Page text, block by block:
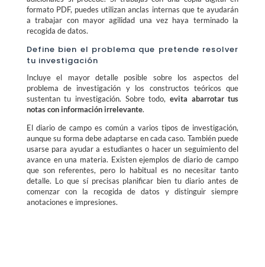
formato PDF, puedes utilizan anclas internas que te ayudarán
a trabajar con mayor agilidad una vez haya terminado la
recogida de datos.
Define bien el problema que pretende resolver
tu investigación
Incluye el mayor detalle posible sobre los aspectos del
problema de investigación y los constructos teóricos que
sustentan tu investigación. Sobre todo, evita abarrotar tus
notas con información irrelevante.
El diario de campo es común a varios tipos de investigación,
aunque su forma debe adaptarse en cada caso. También puede
usarse para ayudar a estudiantes o hacer un seguimiento del
avance en una materia. Existen ejemplos de diario de campo
que son referentes, pero lo habitual es no necesitar tanto
detalle. Lo que sí precisas planificar bien tu diario antes de
comenzar con la recogida de datos y distinguir siempre
anotaciones e impresiones.